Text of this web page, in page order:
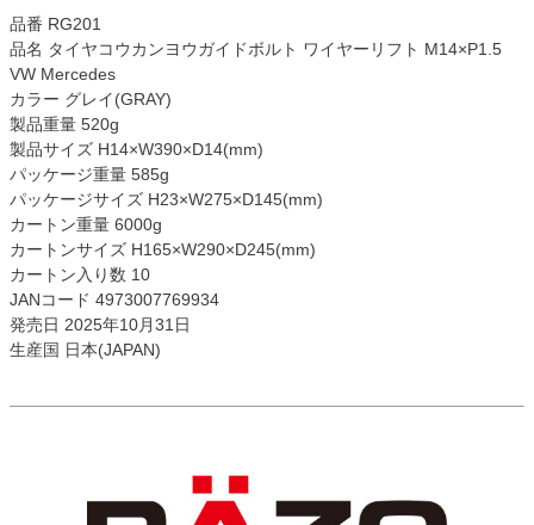
品番 RG201
品名 タイヤコウカンヨウガイドボルト ワイヤーリフト M14×P1.5
VW Mercedes
カラー グレイ(GRAY)
製品重量 520g
製品サイズ H14×W390×D14(mm)
パッケージ重量 585g
パッケージサイズ H23×W275×D145(mm)
カートン重量 6000g
カートンサイズ H165×W290×D245(mm)
カートン入り数 10
JANコード 4973007769934
発売日 2025年10月31日
生産国 日本(JAPAN)